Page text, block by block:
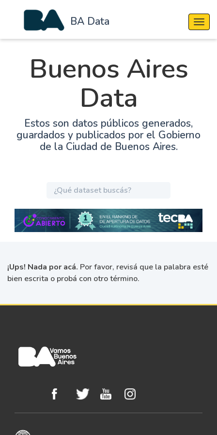
BA Data
Buenos Aires
Data
Estos son datos públicos generados,
guardados y publicados por el Gobierno
de la Ciudad de Buenos Aires.
¡Ups! Nada por acá. Por favor, revisá que la palabra esté
bien escrita o probá con otro término.